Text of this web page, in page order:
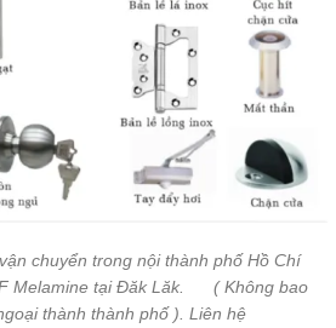
chuyển trong nội thành phố Hồ Chí
Melamine tại Đăk Lăk. ( Không bao
thành thành phố ). Liên hệ